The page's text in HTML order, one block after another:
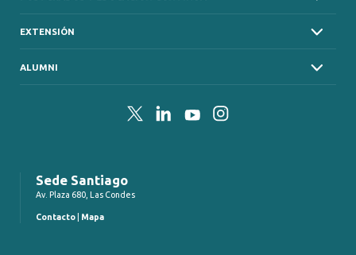
EXTENSIÓN
ALUMNI
TwitterLinkedInYouTubeInstagram
Sede Santiago
Av. Plaza 680, Las Condes
Contacto Mapa